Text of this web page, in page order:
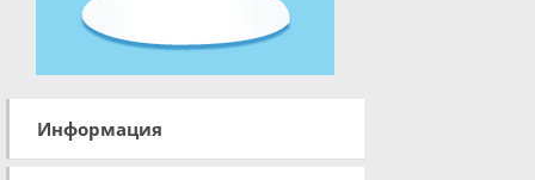
Информация